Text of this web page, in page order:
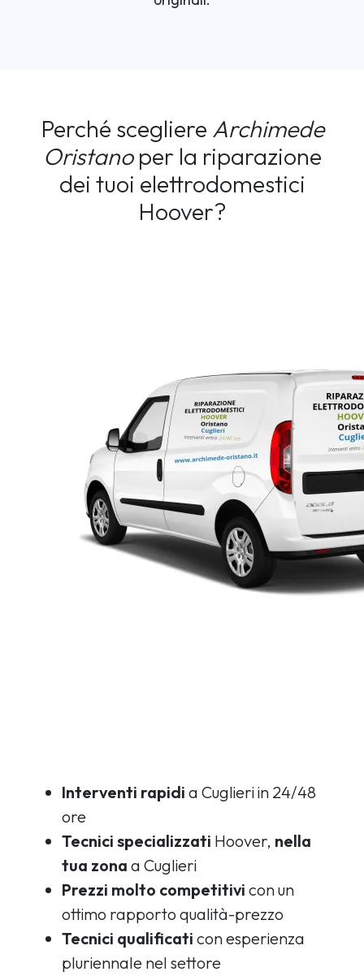
Perché scegliere Archimede
Oristanoper la riparazione
dei tuoi elettrodomestici
Hoover?
Interventi rapidi a Cuglieri in 24/48
ore
Tecnici specializzati Hoover, nella
tua zona a Cuglieri
Prezzi molto competitivi con un
ottimo rapporto qualità-prezzo
Tecnici qualificati con esperienza
pluriennale nel settore